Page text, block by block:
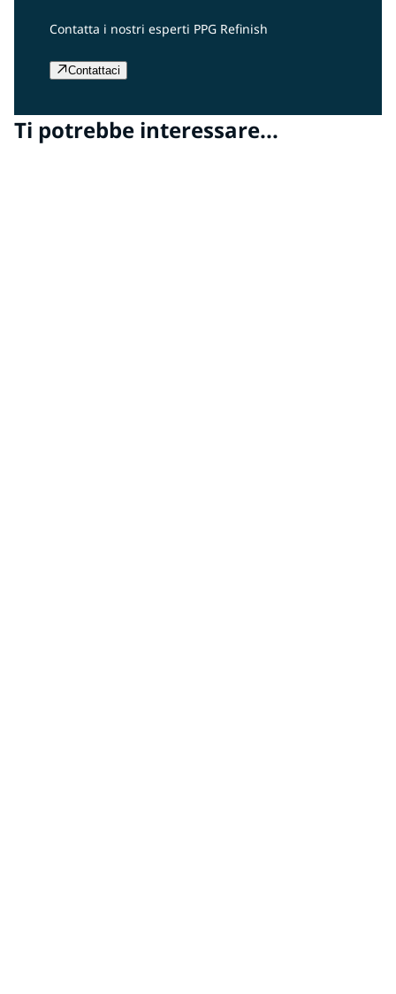
Contatta i nostri esperti PPG Refinish
Contattaci
Ti potrebbe interessare...